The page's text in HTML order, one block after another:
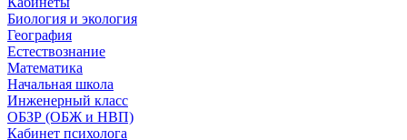
Биология и экология
География
Естествознание
Математика
Начальная школа
Инженерный класс
ОБЗР (ОБЖ и НВП)
Кабинет психолога